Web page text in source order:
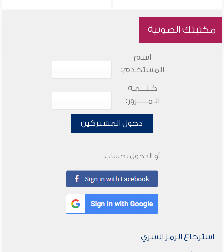
مكتبتك الصوتية
اسم
المستخدم:
كـلـــمـة
الـمـــــرور:
دخول المشتركين
أو الدخول بحساب
استرجاع الرمز السري